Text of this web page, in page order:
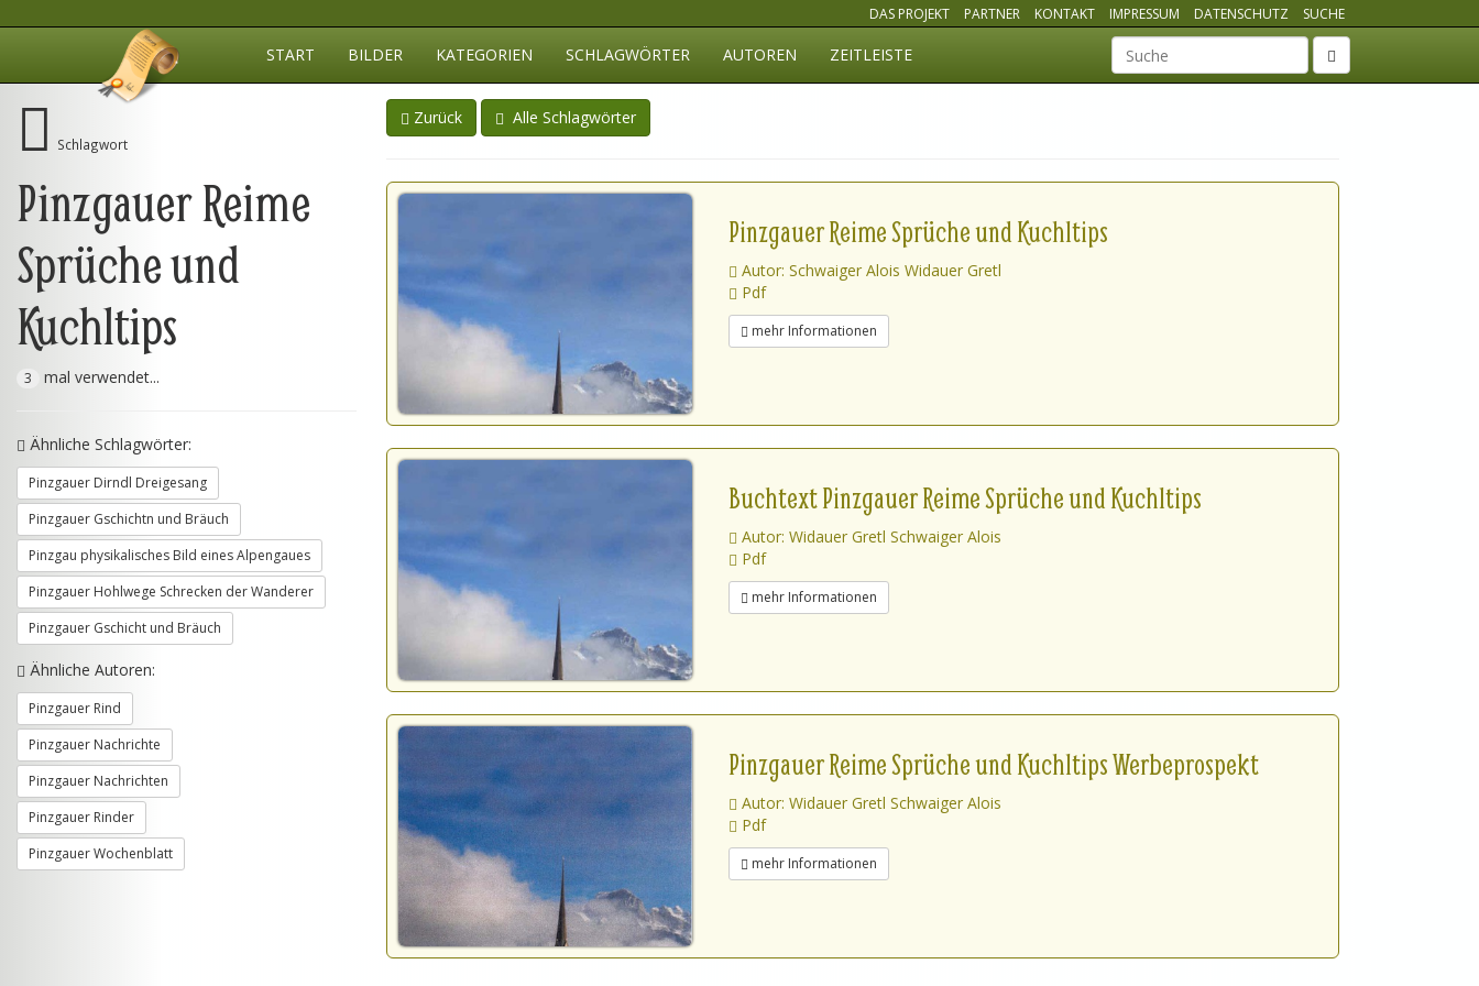
DAS PROJEKT PARTNER KONTAKT IMPRESSUM DATENSCHUTZ SUCHE
START BILDER KATEGORIEN SCHLAGWÖRTER AUTOREN ZEITLEISTE Suchbegriff
Schlagwort
Pinzgauer Reime
Sprüche und
Kuchltips
3 mal verwendet...
Ähnliche Schlagwörter:
Pinzgauer Dirndl Dreigesang
Pinzgauer Gschichtn und Bräuch
Pinzgau physikalisches Bild eines Alpengaues
Pinzgauer Hohlwege Schrecken der Wanderer
Pinzgauer Gschicht und Bräuch
Ähnliche Autoren:
Pinzgauer Rind
Pinzgauer Nachrichte
Pinzgauer Nachrichten
Pinzgauer Rinder
Pinzgauer Wochenblatt
Zurück Alle Schlagwörter
Pinzgauer Reime Sprüche und Kuchltips
Autor: Schwaiger Alois Widauer Gretl
Pdf
mehr Informationen
Buchtext Pinzgauer Reime Sprüche und Kuchltips
Autor: Widauer Gretl Schwaiger Alois
Pdf
mehr Informationen
Pinzgauer Reime Sprüche und Kuchltips Werbeprospekt
Autor: Widauer Gretl Schwaiger Alois
Pdf
mehr Informationen